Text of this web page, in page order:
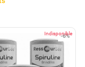
-6%
Indisponible